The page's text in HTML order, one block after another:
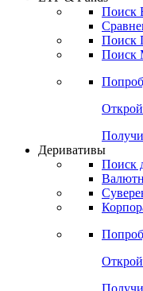
ETF & Funds
Поиск
Деривативы